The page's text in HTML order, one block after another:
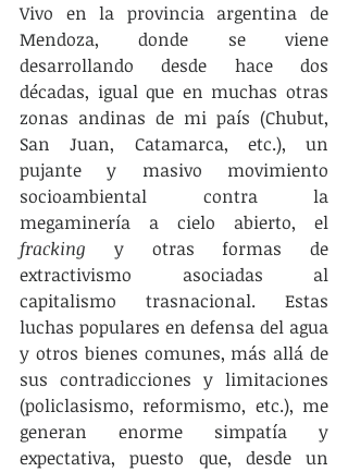
Vivo en la provincia argentina de
Mendoza, donde se viene
desarrollando desde hace dos
décadas, igual que en muchas otras
zonas andinas de mi país (Chubut,
San Juan, Catamarca, etc.), un
pujante y masivo movimiento
socioambiental contra la
fracking y otras formas de
extractivismo asociadas al
capitalismo trasnacional. Estas
luchas populares en defensa del agua
y otros bienes comunes, más allá de
sus contradicciones y limitaciones
(policlasismo, reformismo, etc.), me
generan enorme simpatía y
expectativa, puesto que, desde un